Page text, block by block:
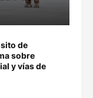
de
sobre
y vías de